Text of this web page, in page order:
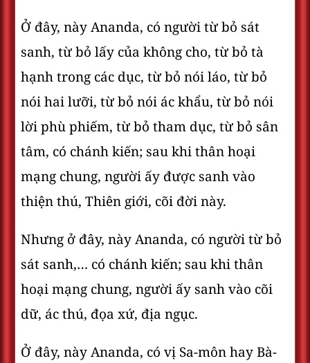
Ở đây, này Ananda, có người từ bỏ sát
sanh, từ bỏ lấy của không cho, từ bỏ tà
hạnh trong các dục, từ bỏ nói láo, từ bỏ
nói hai lưỡi, từ bỏ nói ác khẩu, từ bỏ nói
lời phù phiếm, từ bỏ tham dục, từ bỏ sân
tâm, có chánh kiến; sau khi thân hoại
mạng chung, người ấy được sanh vào
thiện thú, Thiên giới, cõi đời này.
Nhưng ở đây, này Ananda, có người từ bỏ
sát sanh,… có chánh kiến; sau khi thân
hoại mạng chung, người ấy sanh vào cõi
dữ, ác thú, đọa xứ, địa ngục.
Ở đây, này Ananda, có vị Sa-môn hay Bà-